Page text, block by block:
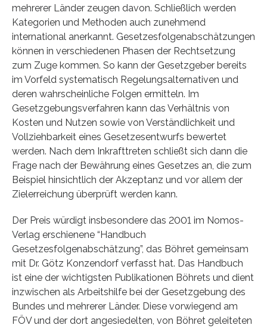
mehrerer Länder zeugen davon. Schließlich werden
Kategorien und Methoden auch zunehmend
international anerkannt. Gesetzesfolgenabschätzungen
können in verschiedenen Phasen der Rechtsetzung
zum Zuge kommen. So kann der Gesetzgeber bereits
im Vorfeld systematisch Regelungsalternativen und
deren wahrscheinliche Folgen ermitteln. Im
Gesetzgebungsverfahren kann das Verhältnis von
Kosten und Nutzen sowie von Verständlichkeit und
Vollziehbarkeit eines Gesetzesentwurfs bewertet
werden. Nach dem Inkrafttreten schließt sich dann die
Frage nach der Bewährung eines Gesetzes an, die zum
Beispiel hinsichtlich der Akzeptanz und vor allem der
Zielerreichung überprüft werden kann.
Der Preis würdigt insbesondere das 2001 im Nomos-
Verlag erschienene “Handbuch
Gesetzesfolgenabschätzung”, das Böhret gemeinsam
mit Dr. Götz Konzendorf verfasst hat. Das Handbuch
ist eine der wichtigsten Publikationen Böhrets und dient
inzwischen als Arbeitshilfe bei der Gesetzgebung des
Bundes und mehrerer Länder. Diese vorwiegend am
FÖV und der dort angesiedelten, von Böhret geleiteten